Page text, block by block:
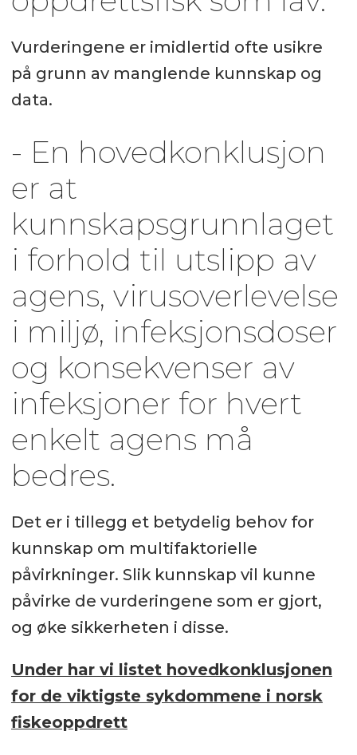
Vurderingene er imidlertid ofte usikre
på grunn av manglende kunnskap og
data.
- En hovedkonklusjon
er at
kunnskapsgrunnlaget
i forhold til utslipp av
agens, virusoverlevelse
i miljø, infeksjonsdoser
og konsekvenser av
infeksjoner for hvert
enkelt agens må
bedres.
Det er i tillegg et betydelig behov for
kunnskap om multifaktorielle
påvirkninger. Slik kunnskap vil kunne
påvirke de vurderingene som er gjort,
og øke sikkerheten i disse.
Under har vi listet hovedkonklusjonen
for de viktigste sykdommene i norsk
fiskeoppdrett